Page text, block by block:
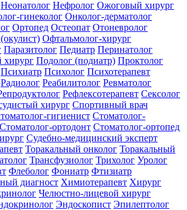
Неонатолог Нефролог Ожоговый хирург
гинеколог Онколог-дерматолог
Ортопед Остеопат Отоневролог
Офтальмолог-хирург
Паразитолог Педиатр Перинатолог
хирург Подолог (подиатр) Проктолог
Психиатр Психолог Психотерапевт
Радиолог Реабилитолог Ревматолог
Рефлексотерапевт Сексолог
хирург Спортивный врач
гигиенист Стоматолог-
Стоматолог-ортодонт Стоматолог-ортопед
Судебно-медицинский эксперт
Торакальный онколог Торакальный
Трансфузиолог Трихолог Уролог
Флеболог Фониатр Фтизиатр
диагност Химиотерапевт Хирург
Челюстно-лицевой хирург
Эндоскопист Эпилептолог